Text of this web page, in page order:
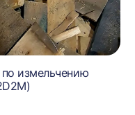
измельчению